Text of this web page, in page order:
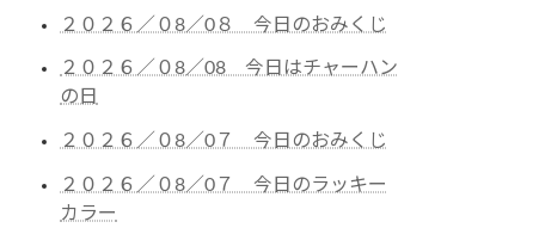
２０２６／０8／0８ 今日のおみくじ
２０２６／０8／08 今日はチャーハン
の日
２０２６／０8／0７ 今日のおみくじ
２０２６／０8／0７ 今日のラッキー
カラー